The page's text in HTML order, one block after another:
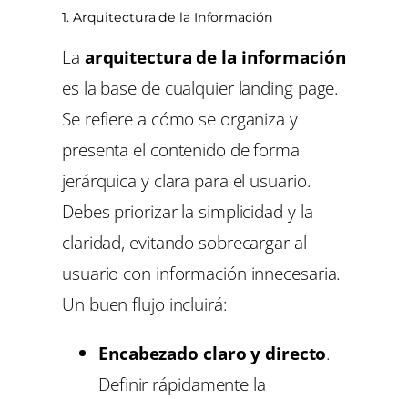
1. Arquitectura de la Información
La arquitectura de la información
es la base de cualquier landing page.
Se refiere a cómo se organiza y
presenta el contenido de forma
jerárquica y clara para el usuario.
Debes priorizar la simplicidad y la
claridad, evitando sobrecargar al
usuario con información innecesaria.
Un buen flujo incluirá:
Encabezado claro y directo.
Definir rápidamente la